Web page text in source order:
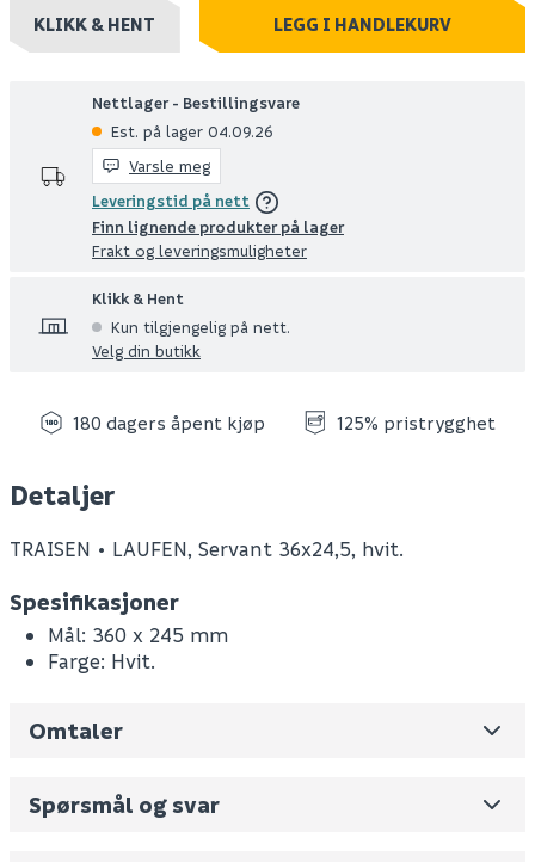
KLIKK & HENT LEGG I HANDLEKURV
Nettlager - Bestillingsvare
Est. på lager 04.09.26
Varsle meg
Leveringstid på nett
Finn lignende produkter på lager
Frakt og leveringsmuligheter
Klikk & Hent
Kun tilgjengelig på nett.
Velg din butikk
180 dagers åpent kjøp 125% pristrygghet
Detaljer
TRAISEN • LAUFEN, Servant 36x24,5, hvit.
Spesifikasjoner
Mål: 360 x 245 mm
Farge: Hvit.
Omtaler
Spørsmål og svar
Leverandørens varenummer H8119320000001